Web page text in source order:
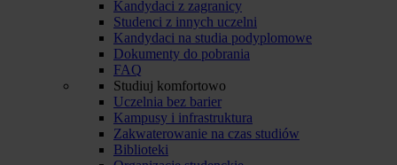
Kandydaci z zagranicy
Studenci z innych uczelni
Kandydaci na studia podyplomowe
Dokumenty do pobrania
FAQ
Studiuj komfortowo
Uczelnia bez barier
Kampusy i infrastruktura
Zakwaterowanie na czas studiów
Biblioteki